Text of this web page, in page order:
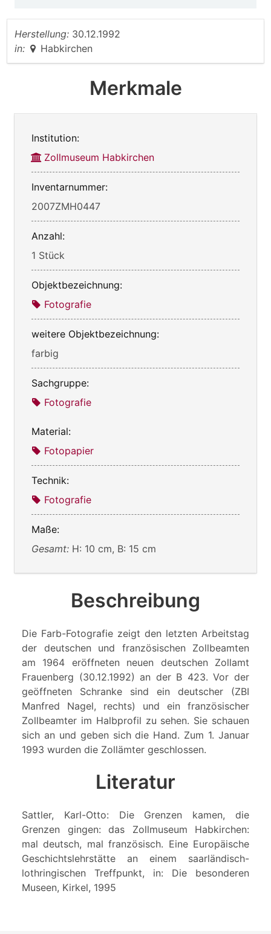
Herstellung: 30.12.1992
in:
Habkirchen
Merkmale
Institution:
Zollmuseum Habkirchen
Inventarnummer:
2007ZMH0447
Anzahl:
1 Stück
Objektbezeichnung:
Fotografie
weitere Objektbezeichnung:
farbig
Sachgruppe:
Fotografie
Material:
Fotopapier
Technik:
Fotografie
Maße:
Gesamt: H: 10 cm, B: 15 cm
Beschreibung
Die Farb-Fotografie zeigt den letzten Arbeitstag
der deutschen und französischen Zollbeamten
am 1964 eröffneten neuen deutschen Zollamt
Frauenberg (30.12.1992) an der B 423. Vor der
geöffneten Schranke sind ein deutscher (ZBI
Manfred Nagel, rechts) und ein französischer
Zollbeamter im Halbprofil zu sehen. Sie schauen
sich an und geben sich die Hand. Zum 1. Januar
1993 wurden die Zollämter geschlossen.
Literatur
Sattler, Karl-Otto: Die Grenzen kamen, die
Grenzen gingen: das Zollmuseum Habkirchen:
mal deutsch, mal französisch. Eine Europäische
Geschichtslehrstätte an einem saarländisch-
lothringischen Treffpunkt, in: Die besonderen
Museen, Kirkel, 1995